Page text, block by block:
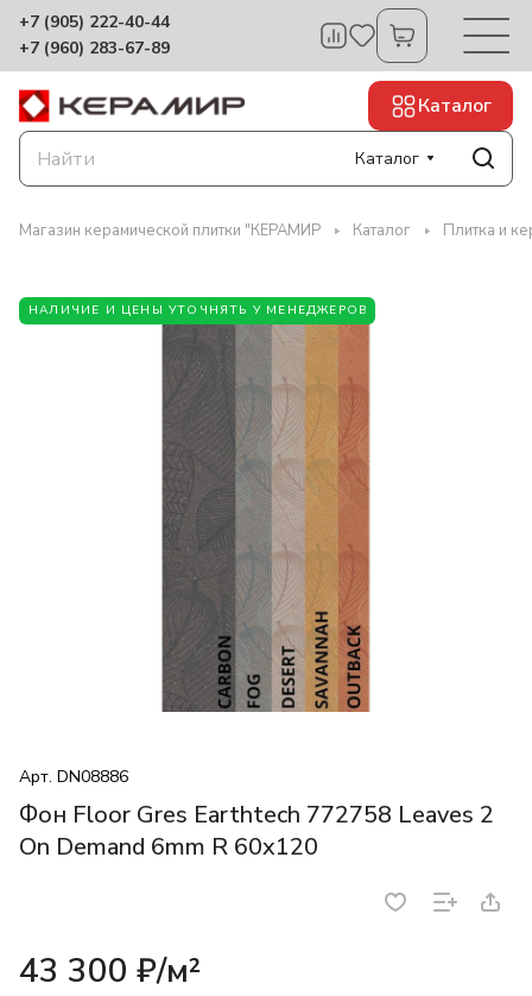
+7 (905) 222-40-44
+7 (960) 283-67-89
Каталог
Каталог
Магазин керамической плитки "КЕРАМИР Каталог Плитка и
НАЛИЧИЕ И ЦЕНЫ УТОЧНЯТЬ У МЕНЕДЖЕРОВ
Арт. DN08886
Фон Floor Gres Earthtech 772758 Leaves 2
On Demand 6mm R 60x120
43 300 ₽/м²